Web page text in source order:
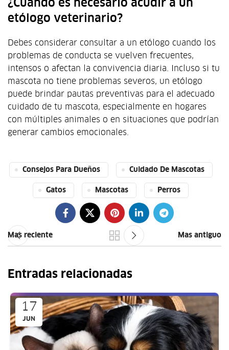
¿Cuándo es necesario acudir a un
etólogo veterinario?
Debes considerar consultar a un etólogo cuando los
problemas de conducta se vuelven frecuentes,
intensos o afectan la convivencia diaria. Incluso si tu
mascota no tiene problemas severos, un etólogo
puede brindar pautas preventivas para el adecuado
cuidado de tu mascota, especialmente en hogares
con múltiples animales o en situaciones que podrían
generar cambios emocionales.
Consejos Para Dueños Cuidado De Mascotas
Gatos Mascotas Perros
Mas reciente Mas antiguo
Entradas relacionadas
17
JUN